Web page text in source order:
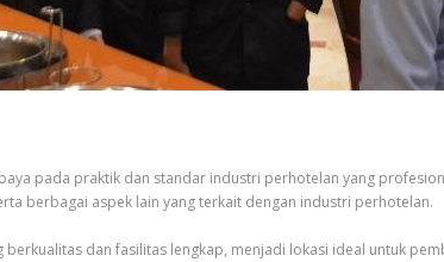
pada praktik dan standar industri perhotelan yang
berbagai aspek lain yang terkait dengan industri perhotelan.
dan fasilitas lengkap, menjadi lokasi ideal untuk